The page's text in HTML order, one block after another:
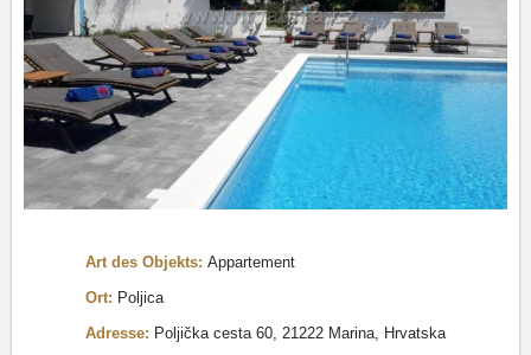
Art des Objekts: Appartement
Ort: Poljica
Adresse: Poljička cesta 60, 21222 Marina, Hrvatska